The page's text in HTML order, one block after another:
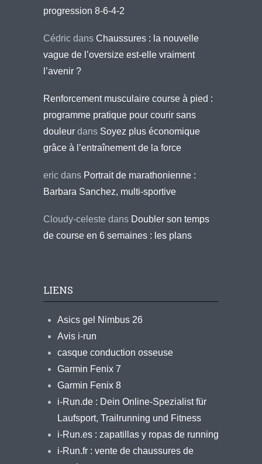
progression 8-6-4-2
Cédric dans Chaussures : la nouvelle
vague de l’oversize est-elle vraiment
l’avenir ?
Renforcement musculaire course à pied :
programme pratique pour courir sans
douleur dans Soyez plus économique
grâce à l’entraînement de la force
eric dans Portrait de marathonienne :
Barbara Sanchez, multi-sportive
Cloudy-celeste dans Doubler son temps
de course en 6 semaines : les plans
LIENS
Asics gel Nimbus 26
Avis i-run
casque conduction osseuse
Garmin Fenix 7
Garmin Fenix 8
i-Run.de : Dein Online-Spezialist für
Laufsport, Trailrunning und Fitness
i-Run.es : zapatillas y ropas de running
i-Run.fr : vente de chaussures de